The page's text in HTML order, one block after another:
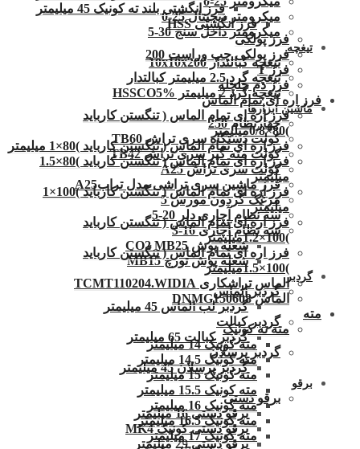
میکرومتر دیجیتال 25-0
میکرومتر داخل سنج 30-5
تیغچه
تیغچه کبالتدار 10x10x200
تیغچه گرد 2.5 میلیمتر کبالتدار
تیغچه گرد 2 میلیمتر HSSCO5%
ماشین ابزارها
چهارنظام 250
کولت دستگاه سری تراش TB60
کولت مته گیر سری تراش TB42
کولت سری تراش A25
فرز ماشین سری تراشی مدل ترابA25
مرغک گردون مورس 5
سه نظام آچاری دلر 20-5
سه نظام آچاری 16-3
شعله پوش CO2 MB25
شعله پوش تورچ MB15
گردبر
گردبر الماس
گردبر لب الماس 45 میلیمتر
گردبر کبالت
گردبر کبالت 65 میلیمتر
گردبر پرسلان
گردبر پرسلان 45 میلیمتر
برقو
برقو دستی
برقو دستی 16 میلیمتر
برقو دستی کونیک MK4
برقو دستی 29 میلیمتر
فرز انگشتی بلند ته کونیک 45 میلیمتر
فرز انگشتی HSS
فرز پولکی
فرز پولکی چپ وراست 200
فرز T
فرز دم چلچله
فرز اره ای تمام الماس
فرز اره ای تمام الماس ( تنگستن کارباید
)80×0/8میلیمتر
فرز اره ای تمام الماس ( تنگستن کارباید )80×1 میلیمتر
فرز اره ای تمام الماس ( تنگستن کارباید )80×1.5
میلیمتر
فرز اره ای تمام الماس ( تنگستن کارباید )100×1
میلیمتر
فرز اره ای تمام الماس ( تنگستن کارباید
)100×1.2میلیمتر
فرز اره ای تمام الماس ( تنگستن کارباید
)100×1.5میلیمتر
الماس تراشکاری TCMT110204.WIDIA
الماس DNMG150608
مته
مته ته کونیک
مته کونیک 14 میلیمتر
مته کونیک 14.5 میلیمتر
مته کونیک 15 میلیمتر
مته کونیک 15.5 میلیمتر
مته کونیک 16 میلیمتر
مته کونیک 16.5 میلیمتر
مته کونیک 17 میلیمتر